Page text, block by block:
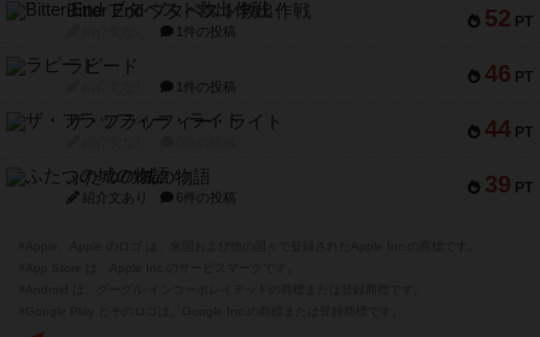
52 PT
Bitter End ブタペスト救出作戦
1件の投稿
46 PT
ラピード
1件の投稿
44 PT
ザ・フラッフィー・ライト
39 PT
ふたつの城の物語
紹介文あり 6件の投稿